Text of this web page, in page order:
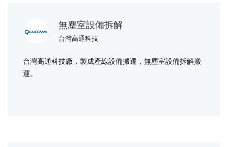
無塵室設備拆解
台灣高通科技
台灣高通科技廠，製成產線設備搬遷，無塵室設備拆解搬
運。